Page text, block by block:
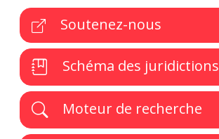
Soutenez-nous
Schéma des juridictions
Moteur de recherche